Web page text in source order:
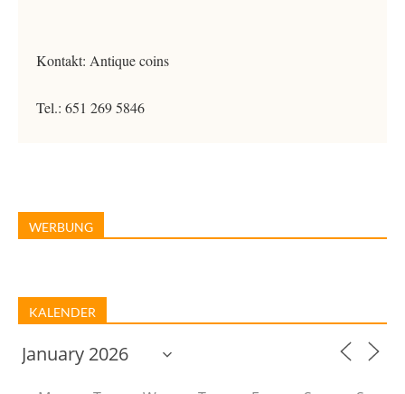
Kontakt: Antique coins
Tel.: 651 269 5846
WERBUNG
KALENDER